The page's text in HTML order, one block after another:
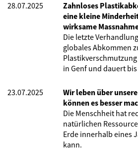
28.07.2025
Zahnloses
eine kleine
wirksame
Die letzte
globales Abkommen
in Genf und dauert
23.07.2025
Wir leben über
können es besser
Die Menschheit hat
natürlichen
Erde innerhalb eines
kann.